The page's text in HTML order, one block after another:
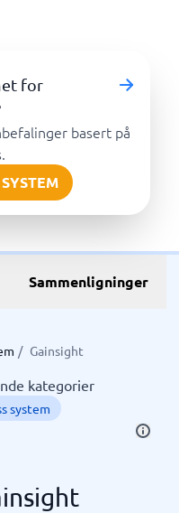
for
basert på
Sammenligninger
/ Gainsight
kategorier
system